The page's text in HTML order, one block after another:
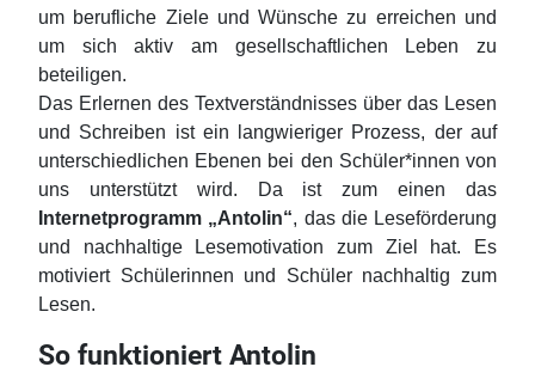
um berufliche Ziele und Wünsche zu erreichen und
um sich aktiv am gesellschaftlichen Leben zu
beteiligen.
Das Erlernen des Textverständnisses über das Lesen
und Schreiben ist ein langwieriger Prozess, der auf
unterschiedlichen Ebenen bei den Schüler*innen von
uns unterstützt wird. Da ist zum einen das
Internetprogramm „Antolin“, das die Leseförderung
und nachhaltige Lesemotivation zum Ziel hat. Es
motiviert Schülerinnen und Schüler nachhaltig zum
Lesen.
So funktioniert Antolin